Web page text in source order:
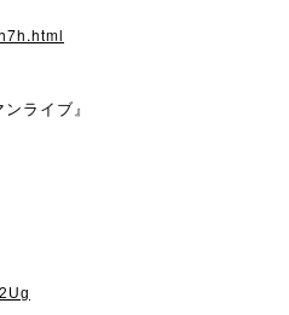
ライブ』